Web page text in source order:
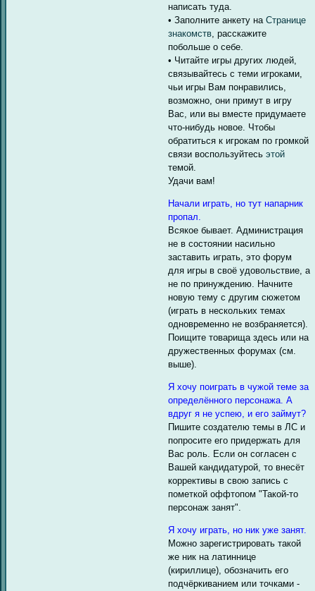
написать туда.
• Заполните анкету наСтранице
знакомств, расскажите
побольше о себе.
• Читайте игры других людей,
связывайтесь с теми игроками,
чьи игры Вам понравились,
возможно, они примут в игру
Вас, или вы вместе придумаете
что-нибудь новое. Чтобы
обратиться к игрокам по громкой
связи воспользуйтесьэтой
темой.
Удачи вам!
Начали играть, но тут напарник
пропал.
Всякое бывает. Администрация
не в состоянии насильно
заставить играть, это форум
для игры в своё удовольствие, а
не по принуждению. Начните
новую тему с другим сюжетом
(играть в нескольких темах
одновременно не возбраняется).
Поищите товарища здесь или на
дружественных форумах (см.
выше).
Я хочу поиграть в чужой теме за
определённого персонажа. А
вдруг я не успею, и его займут?
Пишите создателю темы в ЛС и
попросите его придержать для
Вас роль. Если он согласен с
Вашей кандидатурой, то внесёт
коррективы в свою запись с
пометкой оффтопом "Такой-то
персонаж занят".
Я хочу играть, но ник уже занят.
Можно зарегистрировать такой
же ник на латиннице
(кириллице), обозначить его
подчёркиванием или точками -